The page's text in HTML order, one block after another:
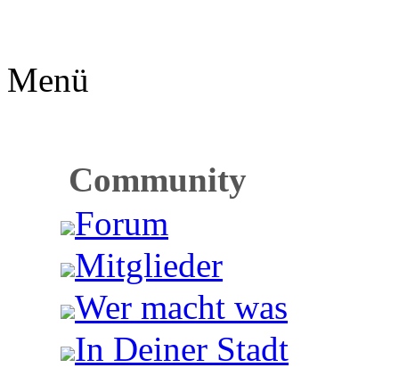
Menü
Community
Forum
Mitglieder
Wer macht was
In Deiner Stadt